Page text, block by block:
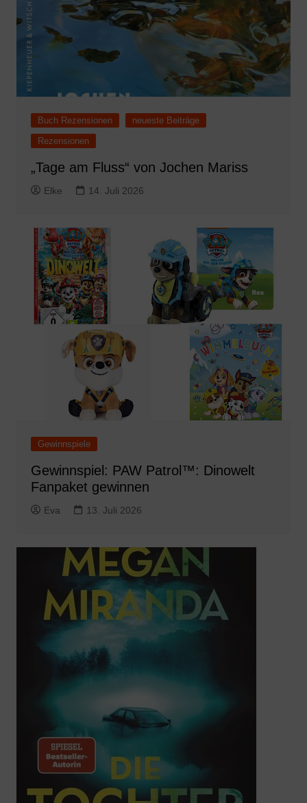
Buch Rezensionen
neueste Beiträge
Rezensionen
„Tage am Fluss“ von Jochen Mariss
Elke 14. Juli 2026
Gewinnspiele
Gewinnspiel: PAW Patrol™: Dinowelt
Fanpaket gewinnen
Eva 13. Juli 2026